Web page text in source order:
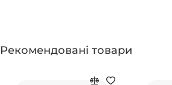
Рекомендовані товари